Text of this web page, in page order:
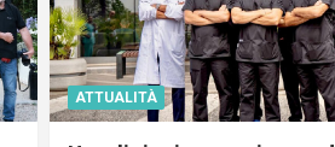
ATTUALITÀ